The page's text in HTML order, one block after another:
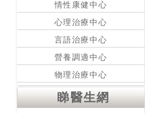
情性康健中心
心理治療中心
言語治療中心
營養調適中心
物理治療中心
睇醫生網